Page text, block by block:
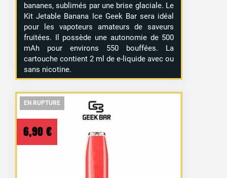
bananes, sublimés par une brise glaciale. Le
Kit Jetable Banana Ice Geek Bar sera idéal
pour les vapoteurs amateurs de saveurs
fruitées. Il possède une autonomie de 500
mAh pour environs 550 bouffées. La
cartouche contient 2 ml de e-liquide avec ou
sans nicotine.
EN RUPTURE
EN RUPTURE
6,90 €
EN RUPTURE